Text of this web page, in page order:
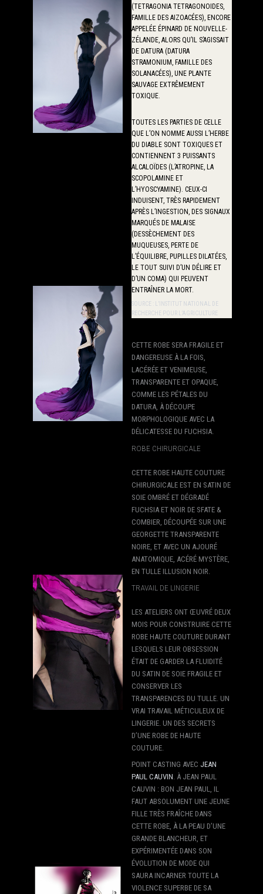
(TETRAGONIA TETRAGONOIDES,
FAMILLE DES AIZOACÉES), ENCORE
APPELÉE ÉPINARD DE NOUVELLE-
ZÉLANDE, ALORS QU’IL S’AGISSAIT
DE DATURA (DATURA
STRAMONIUM, FAMILLE DES
SOLANACÉES), UNE PLANTE
SAUVAGE EXTRÊMEMENT
TOXIQUE.
TOUTES LES PARTIES DE CELLE
QUE L’ON NOMME AUSSI L’HERBE
DU DIABLE SONT TOXIQUES ET
CONTIENNENT 3 PUISSANTS
ALCALOÏDES (L’ATROPINE, LA
SCOPOLAMINE ET
L’HYOSCYAMINE). CEUX-CI
INDUISENT, TRÈS RAPIDEMENT
APRÈS L’INGESTION, DES SIGNAUX
MARQUÉS DE MALAISE
(DESSÈCHEMENT DES
MUQUEUSES, PERTE DE
L’ÉQUILIBRE, PUPILLES DILATÉES,
LE TOUT SUIVI D’UN DÉLIRE ET
D’UN COMA) QUI PEUVENT
ENTRAÎNER LA MORT.
SOURCE : L’INSTITUT NATIONAL DE
RECHERCHE POUR L’AGRICULTURE
CETTE ROBE SERA FRAGILE ET
DANGEREUSE À LA FOIS,
LACÉRÉE ET VENIMEUSE,
TRANSPARENTE ET OPAQUE,
COMME LES PÉTALES DU
DATURA, À DÉCOUPE
MORPHOLOGIQUE AVEC LA
DÉLICATESSE DU FUCHSIA.
ROBE CHIRURGICALE
CETTE ROBE HAUTE COUTURE
CHIRURGICALE EST EN SATIN DE
SOIE OMBRÉ ET DÉGRADÉ
FUCHSIA ET NOIR DE SFATE &
COMBIER, DÉCOUPÉE SUR UNE
GEORGETTE TRANSPARENTE
NOIRE, ET AVEC UN AJOURÉ
ANATOMIQUE, ACÉRÉ MYSTÈRE,
EN TULLE ILLUSION NOIR.
TRAVAIL DE LINGERIE
LES ATELIERS ONT ŒUVRÉ DEUX
MOIS POUR CONSTRUIRE CETTE
ROBE HAUTE COUTURE DURANT
LESQUELS LEUR OBSESSION
ÉTAIT DE GARDER LA FLUIDITÉ
DU SATIN DE SOIE FRAGILE ET
CONSERVER LES
TRANSPARENCES DU TULLE. UN
VRAI TRAVAIL MÉTICULEUX DE
LINGERIE. UN DES SECRETS
D’UNE ROBE DE HAUTE
COUTURE.
POINT CASTING AVEC JEAN
PAUL CAUVIN . À JEAN PAUL
CAUVIN : BON JEAN PAUL, IL
FAUT ABSOLUMENT UNE JEUNE
FILLE TRÈS FRAÎCHE DANS
CETTE ROBE, À LA PEAU D’UNE
GRANDE BLANCHEUR, ET
EXPÉRIMENTÉE DANS SON
ÉVOLUTION DE MODE QUI
SAURA INCARNER TOUTE LA
VIOLENCE SUPERBE DE SA